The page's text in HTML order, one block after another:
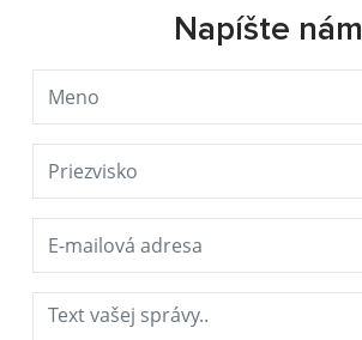
Napíšte nám